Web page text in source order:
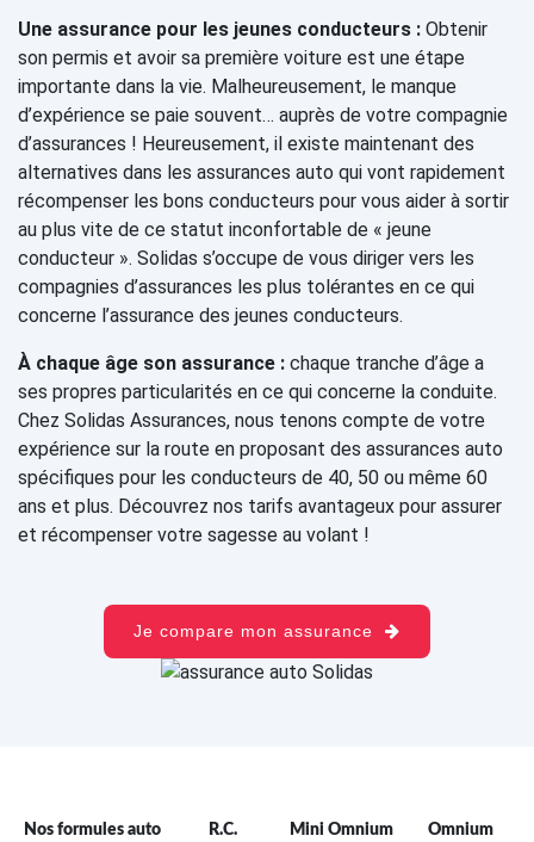
Une assurance pour les jeunes conducteurs : Obtenir
son permis et avoir sa première voiture est une étape
importante dans la vie. Malheureusement, le manque
d’expérience se paie souvent… auprès de votre compagnie
d’assurances ! Heureusement, il existe maintenant des
alternatives dans les assurances auto qui vont rapidement
récompenser les bons conducteurs pour vous aider à sortir
au plus vite de ce statut inconfortable de « jeune
conducteur ». Solidas s’occupe de vous diriger vers les
compagnies d’assurances les plus tolérantes en ce qui
concerne l’assurance des jeunes conducteurs.
À chaque âge son assurance : chaque tranche d’âge a
ses propres particularités en ce qui concerne la conduite.
Chez Solidas Assurances, nous tenons compte de votre
expérience sur la route en proposant des assurances auto
spécifiques pour les conducteurs de 40, 50 ou même 60
ans et plus. Découvrez nos tarifs avantageux pour assurer
et récompenser votre sagesse au volant !
Je compare mon assurance
Nos formules auto R.C. Mini Omnium Omnium